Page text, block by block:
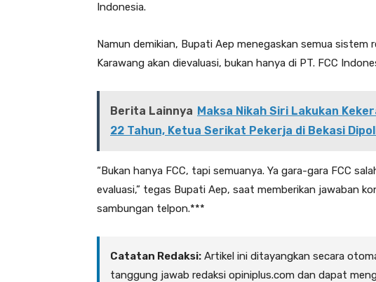
Indonesia.
Namun demikian, Bupati Aep menegaskan semua
Karawang akan dievaluasi, bukan hanya di PT. FCC
Berita Lainnya Maksa Nikah Siri Lakukan
22 Tahun, Ketua Serikat Pekerja di Bekasi
“Bukan hanya FCC, tapi semuanya. Ya gara-gara FCC
evaluasi,” tegas Bupati Aep, saat memberikan jawaban
sambungan telpon.***
Catatan Redaksi: Artikel ini ditayangkan secara
tanggung jawab redaksi opiniplus.com dan dapat